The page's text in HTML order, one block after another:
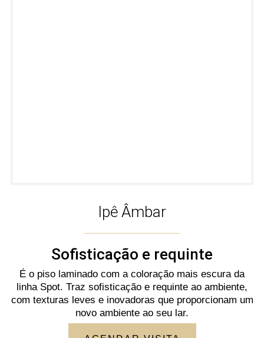
Ipê Âmbar
Sofisticação e requinte
É o piso laminado com a coloração mais escura da
linha Spot. Traz sofisticação e requinte ao ambiente,
com texturas leves e inovadoras que proporcionam um
novo ambiente ao seu lar.